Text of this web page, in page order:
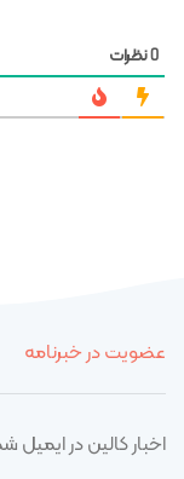
0نظرات
عضویت در خبرنامه
اخبار کالین در ایمیل